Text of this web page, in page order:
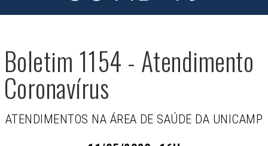
Boletim 1154 - Atendimento
Coronavírus
ATENDIMENTOS NA ÁREA DE SAÚDE DA UNICAMP